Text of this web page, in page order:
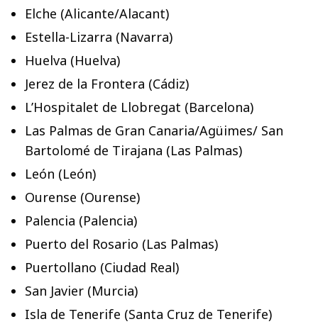
Elche (Alicante/Alacant)
Estella-Lizarra (Navarra)
Huelva (Huelva)
Jerez de la Frontera (Cádiz)
L’Hospitalet de Llobregat (Barcelona)
Las Palmas de Gran Canaria/Agüimes/ San
Bartolomé de Tirajana (Las Palmas)
León (León)
Ourense (Ourense)
Palencia (Palencia)
Puerto del Rosario (Las Palmas)
Puertollano (Ciudad Real)
San Javier (Murcia)
Isla de Tenerife (Santa Cruz de Tenerife)